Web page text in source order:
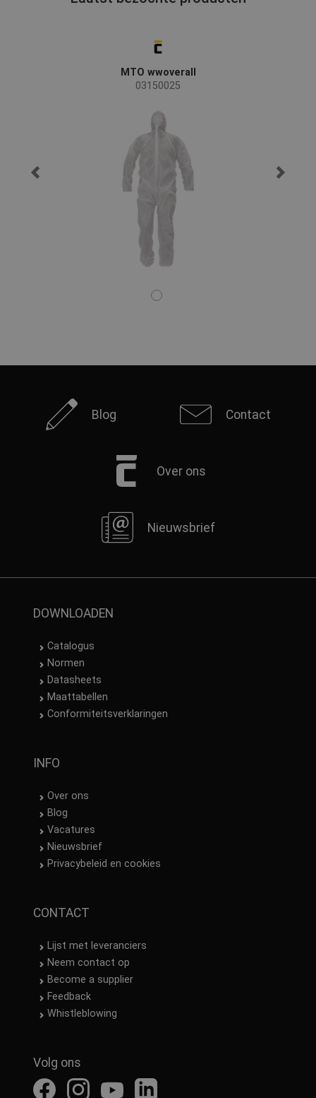
MTO wwoverall
03150025
Blog Contact
Over ons
Nieuwsbrief
DOWNLOADEN
Catalogus
Normen
Datasheets
Maattabellen
Conformiteitsverklaringen
INFO
Over ons
Blog
Vacatures
Nieuwsbrief
Privacybeleid en cookies
CONTACT
Lijst met leveranciers
Neem contact op
Become a supplier
Feedback
Whistleblowing
Volg ons